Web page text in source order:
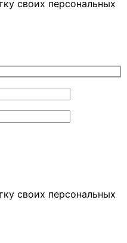
своих персональных
своих персональных